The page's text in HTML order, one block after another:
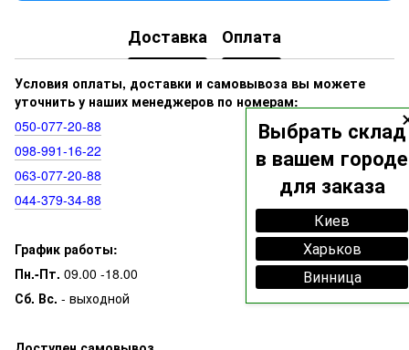
Выбрать склад
в вашем городе
для заказа
Киев
Харьков
Винница
Доставка Оплата
Условия оплаты, доставки и самовывоза вы можете
уточнить у наших менеджеров по номерам:
050‑077‑20‑88
098‑991‑16‑22
063‑077‑20‑88
044‑379‑34‑88
График работы:
Пн.-Пт. 09.00 -18.00
Сб. Вс. - выходной